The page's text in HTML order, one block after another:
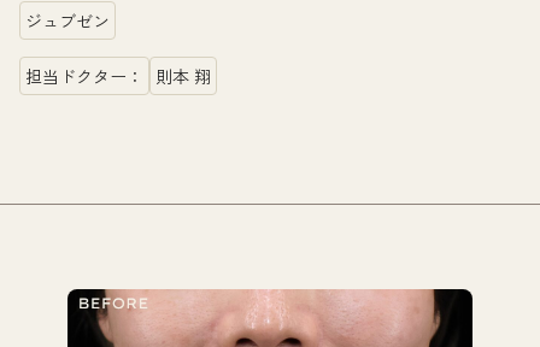
ジュブゼン
担当ドクター： 則本 翔